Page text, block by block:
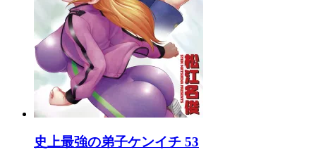
史上最強の弟子ケンイチ 53